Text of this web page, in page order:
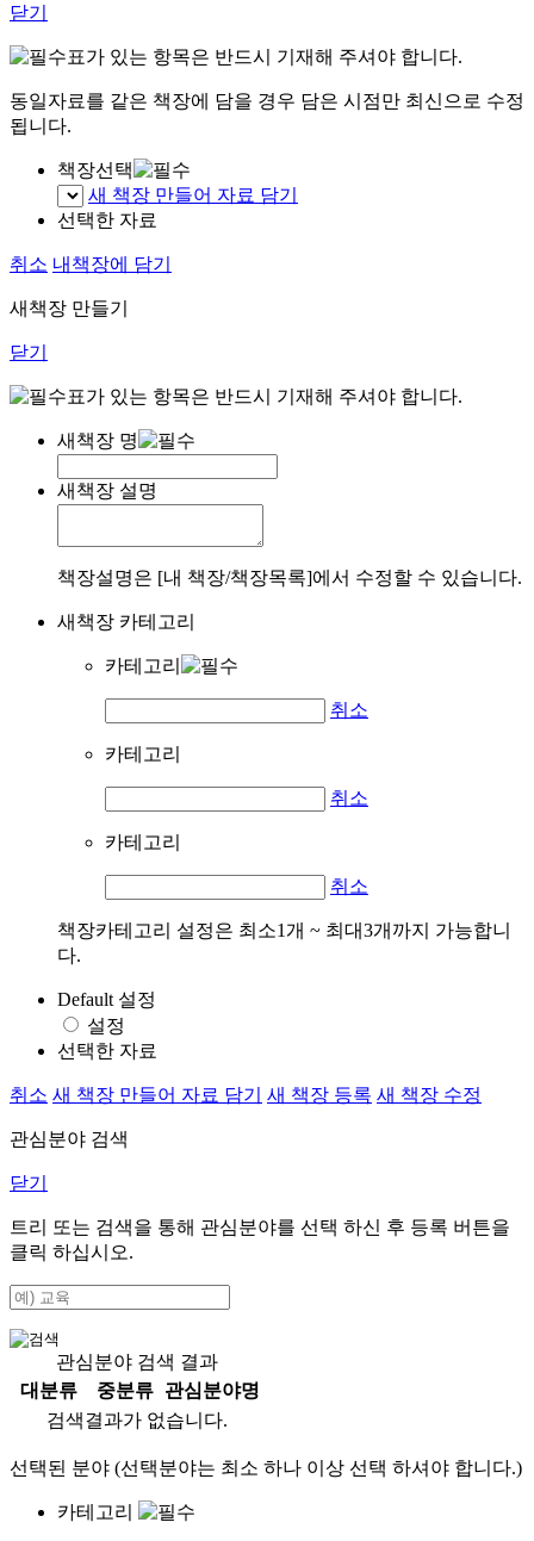
닫기
표가 있는 항목은 반드시 기재해 주셔야 합니다.
동일자료를 같은 책장에 담을 경우 담은 시점만 최신으로 수정
됩니다.
책장선택
새 책장 만들어 자료 담기
선택한 자료
취소 내책장에 담기
새책장 만들기
닫기
표가 있는 항목은 반드시 기재해 주셔야 합니다.
새책장 명
새책장 설명
책장설명은 [내 책장/책장목록]에서 수정할 수 있습니다.
새책장 카테고리
카테고리
취소
카테고리
취소
카테고리
취소
책장카테고리 설정은 최소1개 ~ 최대3개까지 가능합니
다.
Default 설정
설정
선택한 자료
취소 새 책장 만들어 자료 담기 새 책장 등록 새 책장 수정
관심분야 검색
닫기
트리 또는 검색을 통해 관심분야를 선택 하신 후 등록 버튼을
클릭 하십시오.
관심분야 검색 결과
대분류
중분류
관심분야명
검색결과가 없습니다.
선택된 분야 (선택분야는 최소 하나 이상 선택 하셔야 합니다.)
카테고리